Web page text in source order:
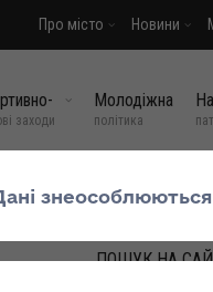
Про місто Новини
заходи
Молодіжна
політика
МИ У
ПОШУК НА